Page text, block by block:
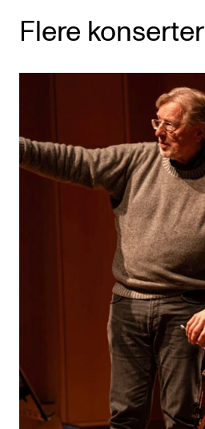
Flere konserter